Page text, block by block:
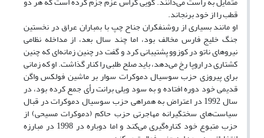
قطب را از خود برنجاند.
او مانند بسیاری از روشنفکران جناح چپ با بمباران عراق در نخستین
جنگ خلیج فارس مخالف بود، اما چند سال بعد، از مداخله نظامی
نیرو‌های ناتو در کوزوو پشتیبانی کرد و گفت در چنین زمانه‌ای که چنین
کشتاری در اروپا رخ می‌دهد، باید صلح طلبی را کنار گذاشت. او که زمانی
برای پیروزی حزب سوسیال دموکرات سوار بر ماشین فولکس واگن
قدیمی خود دوره افتاده و به سود ویلی برانت رأی جمع کرده بود، در
سال 1992 در اعتراض به همراهی حزب سوسیال دموکرات در قبال
سیاست‌های سختگیرانه مهاجرتی حزب حاکم (دموکرات مسیحی) از
حزب متبوع خود کناره‌گیری می‌کند و اما دوباره در 1998 در مبارزه